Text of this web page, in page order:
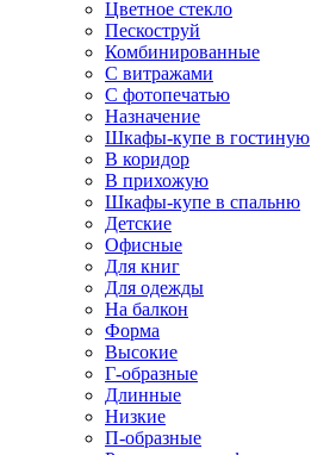
Цветное стекло
Пескоструй
Комбинированные
С витражами
С фотопечатью
Назначение
Шкафы-купе в гостиную
В коридор
В прихожую
Шкафы-купе в спальню
Детские
Офисные
Для книг
Для одежды
На балкон
Форма
Высокие
Г-образные
Длинные
Низкие
П-образные